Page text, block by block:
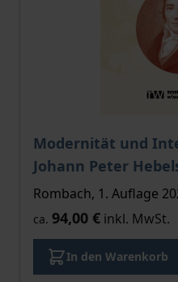
Modernität und
Johann Peter
Rombach, 1. Auflage
ca. 94,00 € inkl. MwSt.
In den Warenkorb